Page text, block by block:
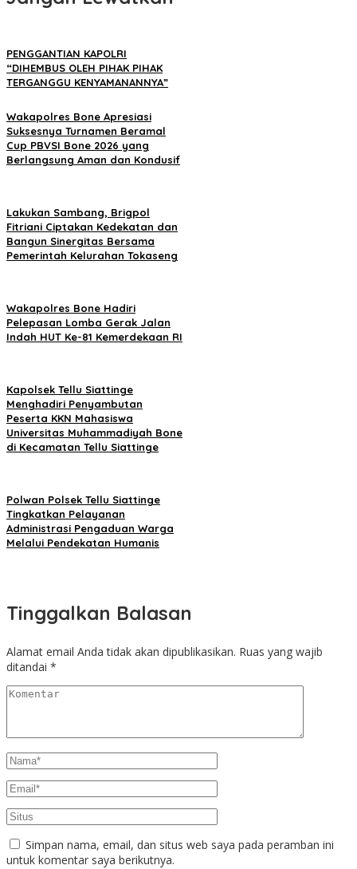
PENGGANTIAN KAPOLRI
“DIHEMBUS OLEH PIHAK PIHAK
TERGANGGU KENYAMANANNYA”
Wakapolres Bone Apresiasi
Suksesnya Turnamen Beramal
Cup PBVSI Bone 2026 yang
Berlangsung Aman dan Kondusif
Lakukan Sambang, Brigpol
Fitriani Ciptakan Kedekatan dan
Bangun Sinergitas Bersama
Pemerintah Kelurahan Tokaseng
Wakapolres Bone Hadiri
Pelepasan Lomba Gerak Jalan
Indah HUT Ke-81 Kemerdekaan RI
Kapolsek Tellu Siattinge
Menghadiri Penyambutan
Peserta KKN Mahasiswa
Universitas Muhammadiyah Bone
di Kecamatan Tellu Siattinge
Polwan Polsek Tellu Siattinge
Tingkatkan Pelayanan
Administrasi Pengaduan Warga
Melalui Pendekatan Humanis
Tinggalkan Balasan
Alamat email Anda tidak akan dipublikasikan. Ruas yang wajib
ditandai *
Simpan nama, email, dan situs web saya pada peramban ini
untuk komentar saya berikutnya.